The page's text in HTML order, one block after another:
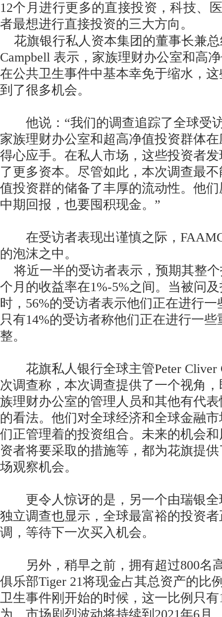
12个月进行更多的直接投资，科技、
者最想进行直接投资的三大方向。
花旗银行私人资本集团的董事长兼总
Campbell 表示，家族理财办公室和高
在公共卫生事件中基本幸免于缩水，
到了很多机会。
他说：“我们的调查追踪了全球受
家族理财办公室和超高净值投资群体
得心应手。在私人市场，这些投资者
了更多资本。尽管如此，本次调查最
值投资群的储备了丰厚的流动性。他
中期回报，也要囤积现金。”
在受访者表现出谨慎之际，
的泡沫之中。
将近一半的受访者表示，预期其整个
个月的收益率在1%-5%之间。当被问
时，56%的受访者表示他们正在进行
只有14%的受访者称他们正在进行一
整。
花旗私人银行全球主管Peter Cliver
次调查称，本次调查提供了一个视角
族理财办公室的管理人员和其他有代
的看法。他们对全球经济和全球金融
们正管理着的投资组合。未来的机会
资者将要采取的措施等，都为花旗提
场观察机会。
更令人惊讶的是，另一个由瑞银全
独立调查也显示，全球最富裕的投资
调，等待下一次买入机会。
另外，稍早之前，拥有超过800名
俱乐部Tiger 21将现金占其总资产的比
卫生事件刚开始的时候，这一比例只有